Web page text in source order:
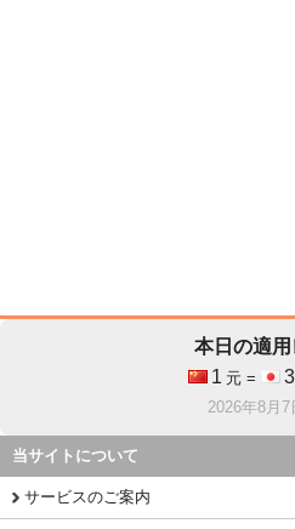
本日の適用
1 元 =
2026年8月7
当サイトについて
サービスのご案内